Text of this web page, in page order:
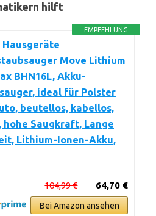
hilft
EMPFEHLUNG
Hausgeräte
Move Lithium
BHN16L, Akku-
ideal für Polster
beutellos, kabellos,
hohe Saugkraft, Lange
Lithium-Ionen-Akku,
64,70 €
104,99 €
Bei Amazon ansehen